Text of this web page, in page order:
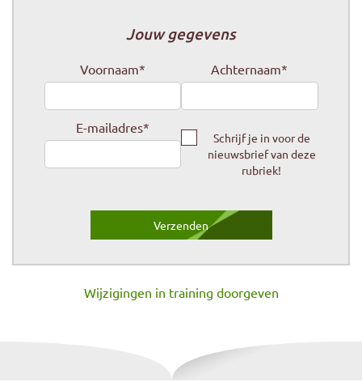
Jouw gegevens
Voornaam* Achternaam*
E-mailadres*
Schrijf je in voor de
nieuwsbrief van deze
rubriek!
Wijzigingen in training doorgeven